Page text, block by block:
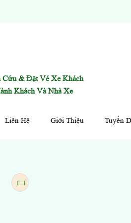
Cứu & Đặt Vé Xe Khách
Khách Và Nhà Xe
Liên Hệ Giới Thiệu Tuyển